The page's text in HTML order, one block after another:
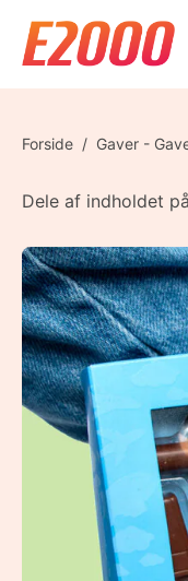
Forside / Gaver -
Dele af indholdet